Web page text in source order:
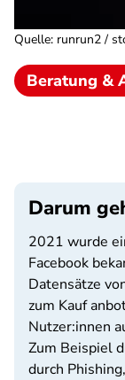
Quelle: runrun2 /
Beratung &
Darum
2021 wurde
Facebook
Datensätze
zum Kauf
Nutzer:innen
Zum Beispiel
durch